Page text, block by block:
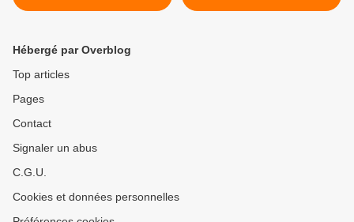
des A.T.S.E.M >
Hébergé par Overblog
Top articles
Pages
Contact
Signaler un abus
C.G.U.
Cookies et données personnelles